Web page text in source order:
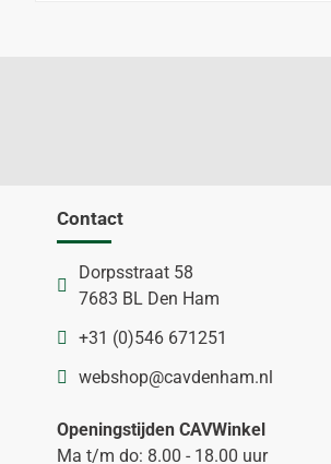
Contact
Dorpsstraat 58
7683 BL Den Ham
+31 (0)546 671251
webshop@cavdenham.nl
Openingstijden CAVWinkel
Ma t/m do: 8.00 - 18.00 uur